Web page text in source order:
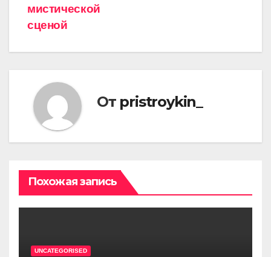
мистической
сценой
От pristroykin_
Похожая запись
UNCATEGORISED